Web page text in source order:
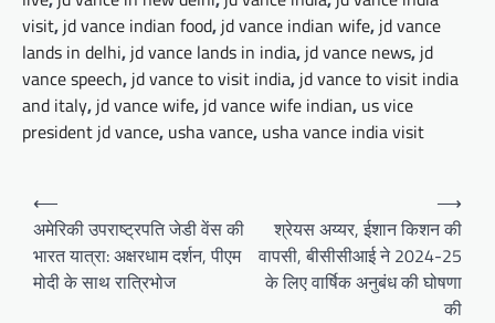
visit, jd vance indian food, jd vance indian wife, jd vance
lands in delhi, jd vance lands in india, jd vance news, jd
vance speech, jd vance to visit india, jd vance to visit india
and italy, jd vance wife, jd vance wife indian, us vice
president jd vance, usha vance, usha vance india visit
Post
navigation
⟵
अमेरिकी उपराष्ट्रपति जेडी वेंस की
भारत यात्रा: अक्षरधाम दर्शन, पीएम
मोदी के साथ रात्रिभोज
श्रेयस अय्यर, ईशान किशन की
वापसी, बीसीसीआई ने 2024-25
के लिए वार्षिक अनुबंध की घोषणा
की
⟶